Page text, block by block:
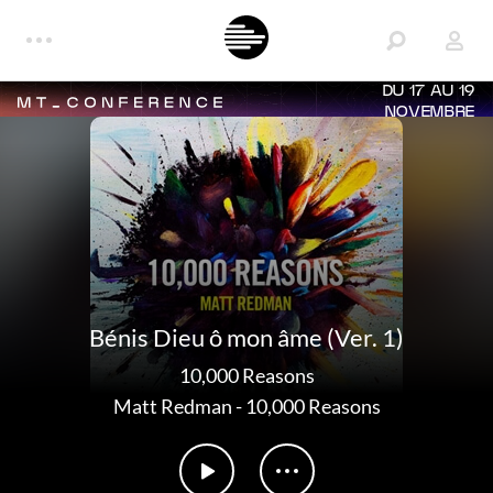
DU 17 AU 19
NOVEMBRE
Bénis Dieu ô mon âme (Ver. 1)
10,000 Reasons
Matt Redman- 10,000 Reasons